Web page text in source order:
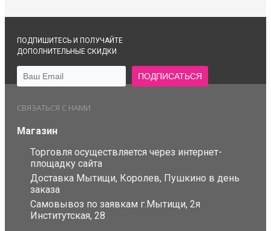
ПОДПИШИТЕСЬ И ПОЛУЧАЙТЕ
ДОПОЛНИТЕЛЬНЫЕ СКИДКИ
СВЯЗАТЬСЯ С НАМИ
Магазин
Торговля осуществляется через интернет-
площадку сайта
Доставка Мытищи, Королев, Пушкино в день
заказа
Самовывоз по заявкам г.Мытищи, 2я
Институтская, 28